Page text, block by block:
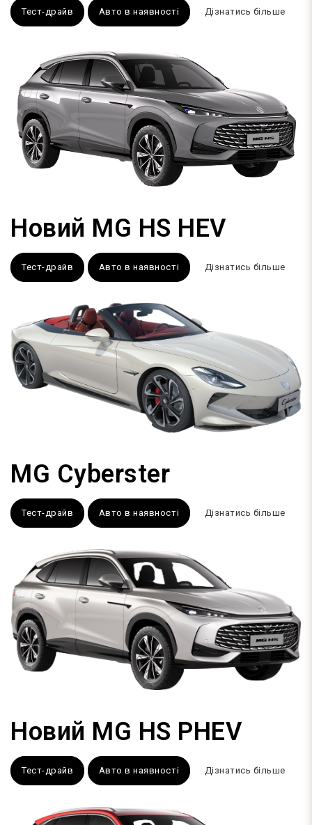
Тест-драйв Авто в наявності Дізнатись більше
Новий MG HS HEV
Тест-драйв Авто в наявності Дізнатись більше
MG Cyberster
Тест-драйв Авто в наявності Дізнатись більше
Новий MG HS PHEV
Тест-драйв Авто в наявності Дізнатись більше